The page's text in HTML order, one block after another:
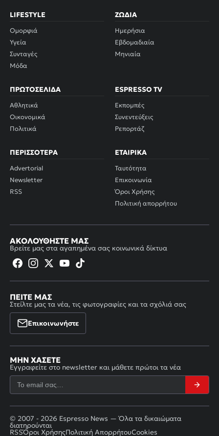
LIFESTYLE
Ομορφιά
Υγεία
Συνταγές
Μόδα
ΖΏΔΙΑ
Ημερήσια
Εβδομαδιαία
Μηνιαία
ΠΡΩΤΟΣΈΛΙΔΑ
Αθλητικά
Οικονομικά
Πολιτικά
ESPRESSO TV
Εκπομπές
Συνεντεύξεις
Ρεπορτάζ
ΠΕΡΙΣΣΌΤΕΡΑ
Advertorial
Newsletter
RSS
ΕΤΑΙΡΙΚΆ
Ταυτότητα
Επικοινωνία
Όροι Χρήσης
Πολιτική απορρήτου
ΑΚΟΛΟΥΘΉΣΤΕ ΜΑΣ
Βρείτε μας στα αγαπημένα σας κοινωνικά δίκτυα
ΠΕΊΤΕ ΜΑΣ
Στείλτε μας τα νέα, τις φωτογραφίες και τα σχόλιά σας
Επικοινωνήστε
ΜΗΝ ΧΆΣΕΤΕ
Εγγραφείτε στο newsletter και μάθετε πρώτοι τα νέα
© 2007 - 2026 Espresso News — Όλα τα δικαιώματα
διατηρούνται
RSSΌροι ΧρήσηςΠολιτική ΑπορρήτουCookies